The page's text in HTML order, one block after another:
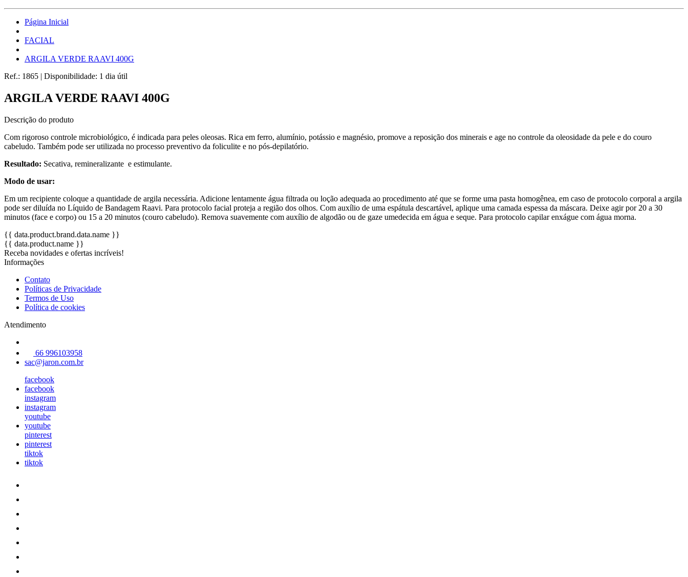
Página Inicial
FACIAL
ARGILA VERDE RAAVI 400G
Ref.: 1865 | Disponibilidade: 1 dia útil
ARGILA VERDE RAAVI 400G
Descrição do produto
Com rigoroso controle microbiológico, é indicada para peles oleosas. Rica em ferro, alumínio, potássio e magnésio, promove a reposição dos minerais e age no controle da oleosidade da pele e do couro
cabeludo. Também pode ser utilizada no processo preventivo da foliculite e no pós-depilatório.
Resultado: Secativa, remineralizante e estimulante.
Modo de usar:
Em um recipiente coloque a quantidade de argila necessária. Adicione lentamente água filtrada ou loção adequada ao procedimento até que se forme uma pasta homogênea, em caso de protocolo corporal a argila
pode ser diluída no Líquido de Bandagem Raavi. Para protocolo facial proteja a região dos olhos. Com auxílio de uma espátula descartável, aplique uma camada espessa da máscara. Deixe agir por 20 a 30
minutos (face e corpo) ou 15 a 20 minutos (couro cabeludo). Remova suavemente com auxílio de algodão ou de gaze umedecida em água e seque. Para protocolo capilar enxágue com água morna.
{{ data.product.brand.data.name }}
{{ data.product.name }}
Receba novidades e ofertas incríveis!
Informações
Contato
Políticas de Privacidade
Termos de Uso
Política de cookies
Atendimento
66 996103958
sac@jaron.com.br
facebook
facebook
instagram
instagram
youtube
youtube
pinterest
pinterest
tiktok
tiktok